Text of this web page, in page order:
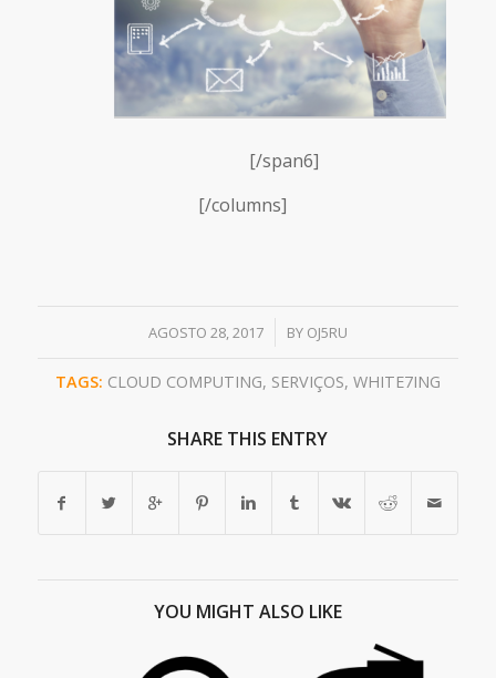
[/span6]
[/columns]
AGOSTO 28, 2017
/ BY OJ5RU
TAGS: CLOUD COMPUTING, SERVIÇOS, WHITE7ING
SHARE THIS ENTRY
YOU MIGHT ALSO LIKE